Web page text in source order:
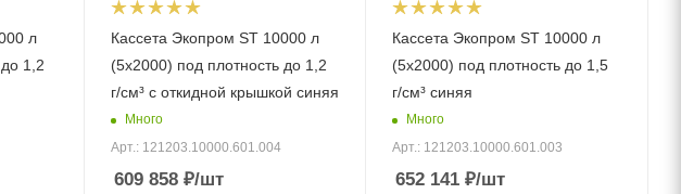
л
1,2
Кассета Экопром ST 10000 л
(5х2000) под плотность до 1,2
г/см³ с откидной крышкой синяя
Много
Арт.: 121203.10000.601.004
609 858₽/шт
Кассета Экопром ST 10000 л
(5х2000) под плотность до 1,5
г/см³ синяя
Много
Арт.: 121203.10000.601.003
652 141 ₽/шт